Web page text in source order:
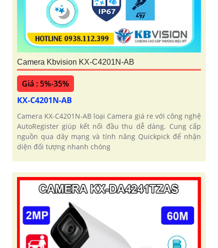
Camera Kbvision KX-C4201N-AB
Giá : 5%-35%
KX-C4201N-AB
Camera KX-C4201N-AB loại Camera giá re với công nghệ
AutoRegister giúp kết nối đầu thu dễ dàng. Cung cấp
nguồn qua dây mạng và tính năng Quickpick để nhận
diện đối tượng nhanh chóng